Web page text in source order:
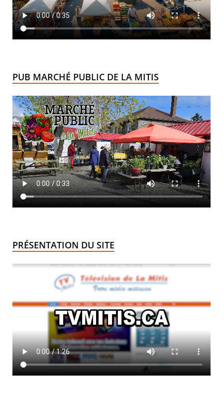
PUB MARCHÉ PUBLIC DE LA MITIS
PRÉSENTATION DU SITE